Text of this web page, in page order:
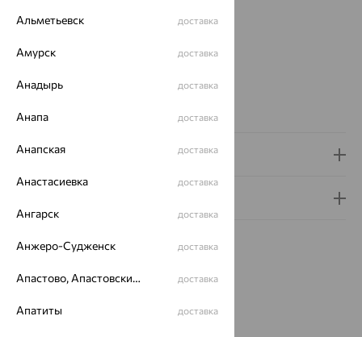
Металл:Золото
Проба:585
Бренд:KARATOV
Вес металла:
Доставка и оплата
Похожие изделия
Альметьевск доставка
Амурск доставка
Анадырь доставка
Анапа доставка
Анапская доставка
Анастасиевка доставка
Ангарск доставка
Анжеро-Судженск доставка
Апастово, Апастовский район доставка
Апатиты доставка